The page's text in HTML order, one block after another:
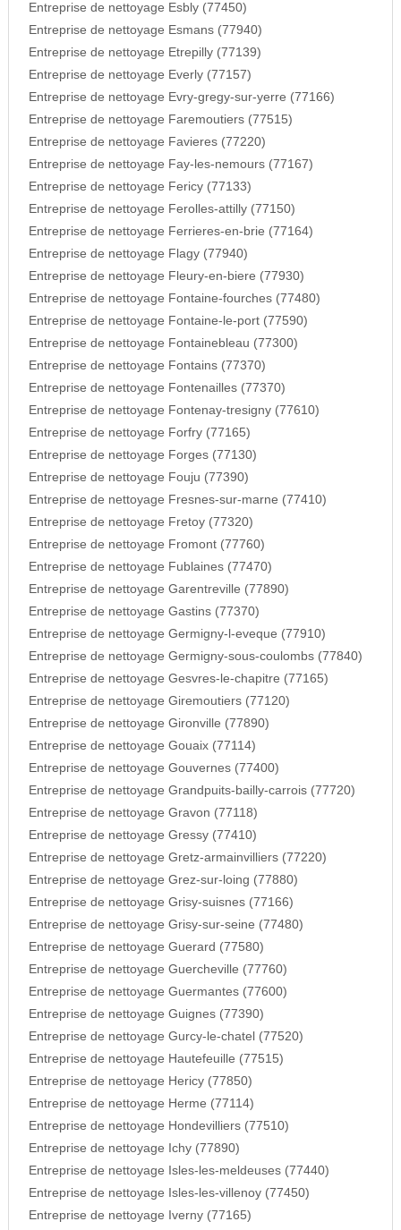
Entreprise de nettoyage Esbly (77450)
Entreprise de nettoyage Esmans (77940)
Entreprise de nettoyage Etrepilly (77139)
Entreprise de nettoyage Everly (77157)
Entreprise de nettoyage Evry-gregy-sur-yerre (77166)
Entreprise de nettoyage Faremoutiers (77515)
Entreprise de nettoyage Favieres (77220)
Entreprise de nettoyage Fay-les-nemours (77167)
Entreprise de nettoyage Fericy (77133)
Entreprise de nettoyage Ferolles-attilly (77150)
Entreprise de nettoyage Ferrieres-en-brie (77164)
Entreprise de nettoyage Flagy (77940)
Entreprise de nettoyage Fleury-en-biere (77930)
Entreprise de nettoyage Fontaine-fourches (77480)
Entreprise de nettoyage Fontaine-le-port (77590)
Entreprise de nettoyage Fontainebleau (77300)
Entreprise de nettoyage Fontains (77370)
Entreprise de nettoyage Fontenailles (77370)
Entreprise de nettoyage Fontenay-tresigny (77610)
Entreprise de nettoyage Forfry (77165)
Entreprise de nettoyage Forges (77130)
Entreprise de nettoyage Fouju (77390)
Entreprise de nettoyage Fresnes-sur-marne (77410)
Entreprise de nettoyage Fretoy (77320)
Entreprise de nettoyage Fromont (77760)
Entreprise de nettoyage Fublaines (77470)
Entreprise de nettoyage Garentreville (77890)
Entreprise de nettoyage Gastins (77370)
Entreprise de nettoyage Germigny-l-eveque (77910)
Entreprise de nettoyage Germigny-sous-coulombs (77840)
Entreprise de nettoyage Gesvres-le-chapitre (77165)
Entreprise de nettoyage Giremoutiers (77120)
Entreprise de nettoyage Gironville (77890)
Entreprise de nettoyage Gouaix (77114)
Entreprise de nettoyage Gouvernes (77400)
Entreprise de nettoyage Grandpuits-bailly-carrois (77720)
Entreprise de nettoyage Gravon (77118)
Entreprise de nettoyage Gressy (77410)
Entreprise de nettoyage Gretz-armainvilliers (77220)
Entreprise de nettoyage Grez-sur-loing (77880)
Entreprise de nettoyage Grisy-suisnes (77166)
Entreprise de nettoyage Grisy-sur-seine (77480)
Entreprise de nettoyage Guerard (77580)
Entreprise de nettoyage Guercheville (77760)
Entreprise de nettoyage Guermantes (77600)
Entreprise de nettoyage Guignes (77390)
Entreprise de nettoyage Gurcy-le-chatel (77520)
Entreprise de nettoyage Hautefeuille (77515)
Entreprise de nettoyage Hericy (77850)
Entreprise de nettoyage Herme (77114)
Entreprise de nettoyage Hondevilliers (77510)
Entreprise de nettoyage Ichy (77890)
Entreprise de nettoyage Isles-les-meldeuses (77440)
Entreprise de nettoyage Isles-les-villenoy (77450)
Entreprise de nettoyage Iverny (77165)